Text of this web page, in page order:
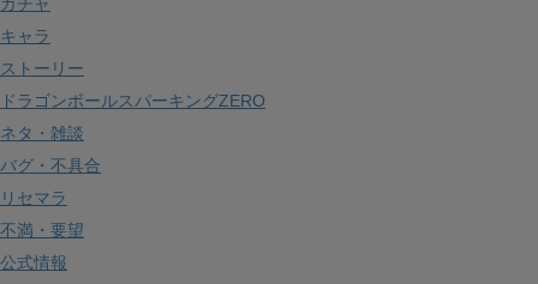
キャラ
ストーリー
ドラゴンボールスパーキングZERO
ネタ・雑談
バグ・不具合
リセマラ
不満・要望
公式情報